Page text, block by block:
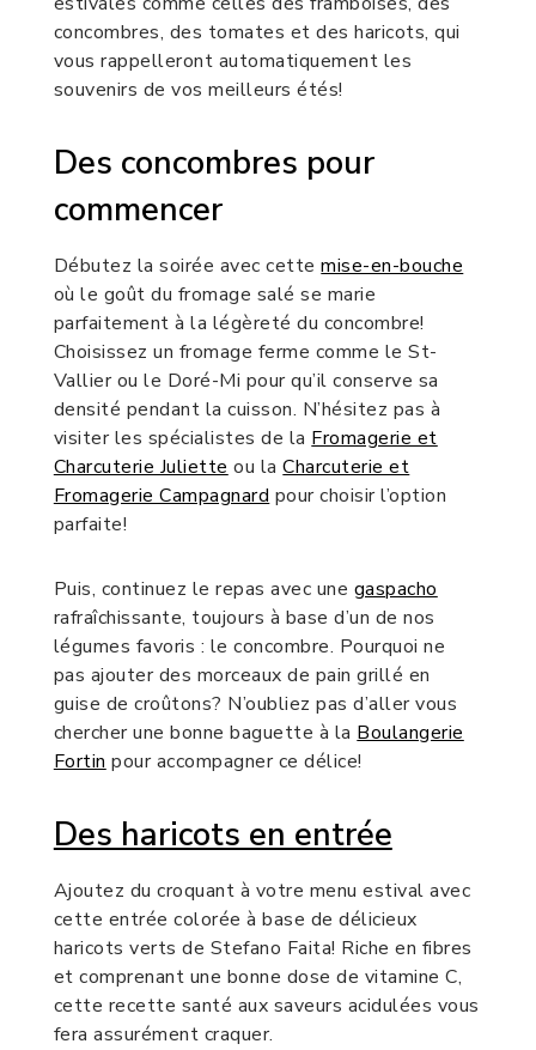
concombres, des tomates et des haricots, qui
vous rappelleront automatiquement les
souvenirs de vos meilleurs étés!
Des concombres pour
commencer
Débutez la soirée avec cettemise-en-bouche
où le goût du fromage salé se marie
parfaitement à la légèreté du concombre!
Choisissez un fromage ferme comme le St-
Vallier ou le Doré-Mi pour qu’il conserve sa
densité pendant la cuisson. N’hésitez pas à
visiter les spécialistes de la Fromagerie et
Charcuterie Juliette ou laCharcuterie et
Fromagerie Campagnard pour choisir l’option
parfaite!
Puis, continuez le repas avec une gaspacho
rafraîchissante, toujours à base d’un de nos
légumes favoris : le concombre. Pourquoi ne
pas ajouter des morceaux de pain grillé en
guise de croûtons? N’oubliez pas d’aller vous
chercher une bonne baguette à la Boulangerie
Fortin pour accompagner ce délice!
Des haricots en entrée
Ajoutez du croquant à votre menu estival avec
cette entrée colorée à base de délicieux
haricots verts de Stefano Faita! Riche en fibres
et comprenant une bonne dose de vitamine C,
cette recette santé aux saveurs acidulées vous
fera assurément craquer.